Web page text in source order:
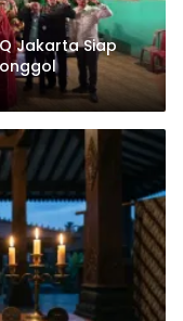
Jakarta Siap